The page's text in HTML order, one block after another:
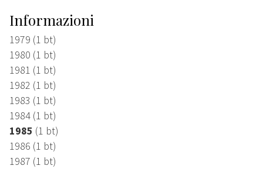
Informazioni
1979 (1 bt)
1980 (1 bt)
1981 (1 bt)
1982 (1 bt)
1983 (1 bt)
1984 (1 bt)
1985 (1 bt)
1986 (1 bt)
1987 (1 bt)